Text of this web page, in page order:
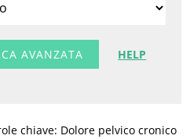
AVANZATA HELP
chiave: Dolore pelvico cronico